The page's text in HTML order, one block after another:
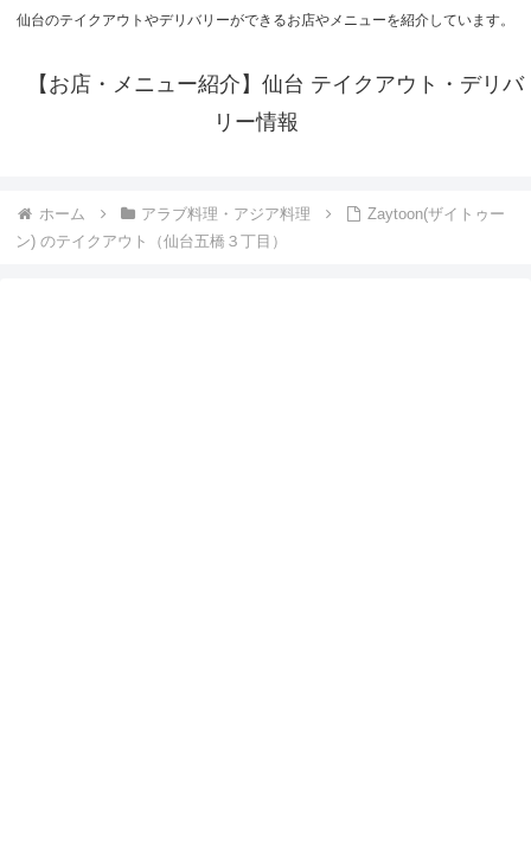
仙台のテイクアウトやデリバリーができるお店やメニューを紹介しています。
【お店・メニュー紹介】仙台 テイクアウト・デリバ
リー情報
ホーム アラブ料理・アジア料理
Zaytoon(ザイトゥー
ン) のテイクアウト（仙台五橋３丁目）